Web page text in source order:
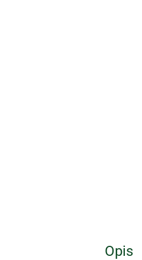
Opis